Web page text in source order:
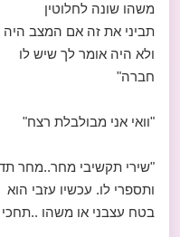
משהו שונה לחלוטין
תביני את זה אם המצב
ולא היה אומר לך שיש לו
חברה"
"וואי אני מבולבלת רצח"
"שירי תקשיבי מחר..מחר
ותספרי לו. עכשיו עזבי הוא
בטח עצבני או משהו